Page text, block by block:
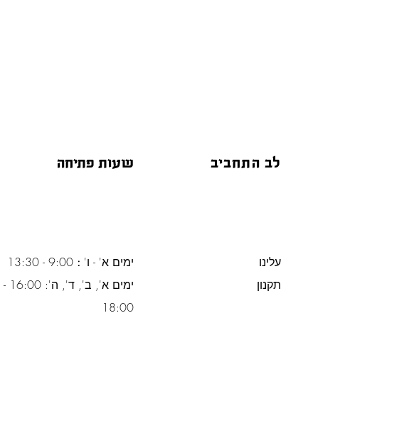
שעות פתיחה לב התחביב
ימים א' - ו' :
ימים א', ב', ד', ה': 16:00 -
18:00
עלינו
תקנון